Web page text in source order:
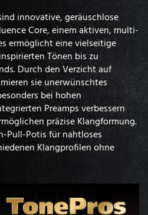
innovative, geräuschlose
Core, einem aktiven, multi-
ermöglicht eine vielseitige
Tönen bis zu
Durch den Verzicht auf
sie unerwünschtes
bei hohen
Preamps verbessern
präzise Klangformung.
Pull-Potis für nahtloses
Klangprofilen ohne